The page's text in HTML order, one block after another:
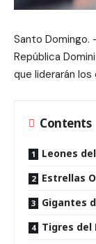
Santo Domingo.
República
que liderarán
Contents
Leones
Estrellas
Gigantes
Tigres del